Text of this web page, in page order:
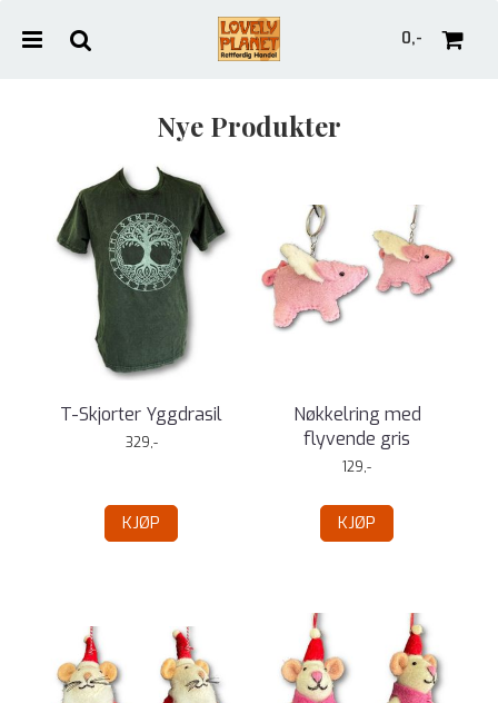
0,-
Nye Produkter
T-Skjorter Yggdrasil
329,-
KJØP
Nøkkelring med
flyvende gris
129,-
KJØP
Trykk ENTER for å søke